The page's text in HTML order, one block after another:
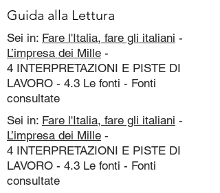
Guida alla Lettura
Sei in: Fare l'Italia, fare gli italiani -
L’impresa dei Mille -
4 INTERPRETAZIONI E PISTE DI
LAVORO - 4.3 Le fonti - Fonti
consultate
Sei in: Fare l'Italia, fare gli italiani -
L’impresa dei Mille -
4 INTERPRETAZIONI E PISTE DI
LAVORO - 4.3 Le fonti - Fonti
consultate